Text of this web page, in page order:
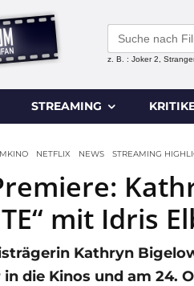
Search
for:
z. B. : Joker 2,
STREAMING
NETFLIX NEWS STREAMING
mit Idris
Kathryn
in die Kinos und am 24.